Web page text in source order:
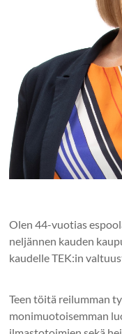
Olen 44-vuotias
neljännen kauden
kaudelle TEK:in
Teen töitä reilumman
monimuotoisemman